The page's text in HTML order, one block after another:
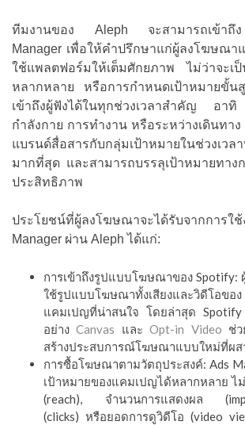
ทีมงานของ Aleph จะสามารถเข้า
Manager เพื่อให้คำปรึกษาแก่ผู้ลงโฆษณา
ใช้แพลตฟอร์มให้เต็มศักยภาพ ไม่ว่าจะเ
หลากหลาย หรือการกำหนดเป้าหมายขั้น
เข้าถึงผู้ฟังได้ในทุกช่วงเวลาสำคัญ อา
กำลังกาย การทำงาน หรือระหว่างเดินทา
แบรนด์สื่อสารกับกลุ่มเป้าหมายในช่วงเวล
มากที่สุด และสามารถบรรลุเป้าหมายทาง
ประสิทธิภาพ
ประโยชน์ที่ผู้ลงโฆษณาจะได้รับจากการใ
Manager ผ่าน Aleph ได้แก่:
การเข้าถึงรูปแบบโฆษณาของ Spotify:
ใช้รูปแบบโฆษณาทั้งเสียงและวิดีโอขอ
แคมเปญที่น่าสนใจ โดยล่าสุด
อย่างCanvas และOpt-in Video ช่
สร้างประสบการณ์โฆษณาแบบใหม่ที่ผส
การซื้อโฆษณาตามวัตถุประสงค์: Ads
เป้าหมายของแคมเปญได้หลากหลาย ไม่
(reach), จำนวนการแสดงผล
(clicks) หรือยอดการดูวิดีโอ (video